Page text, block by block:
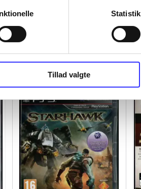
Statistik
Tillad valgte